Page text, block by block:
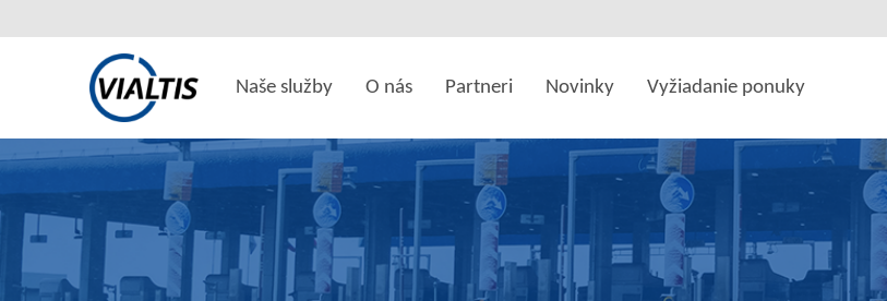
Naše služby O nás Partneri Novinky Vyžiadanie ponuky